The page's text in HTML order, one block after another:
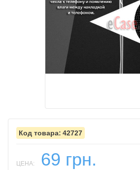
42727
ЦЕНА: 69 грн.